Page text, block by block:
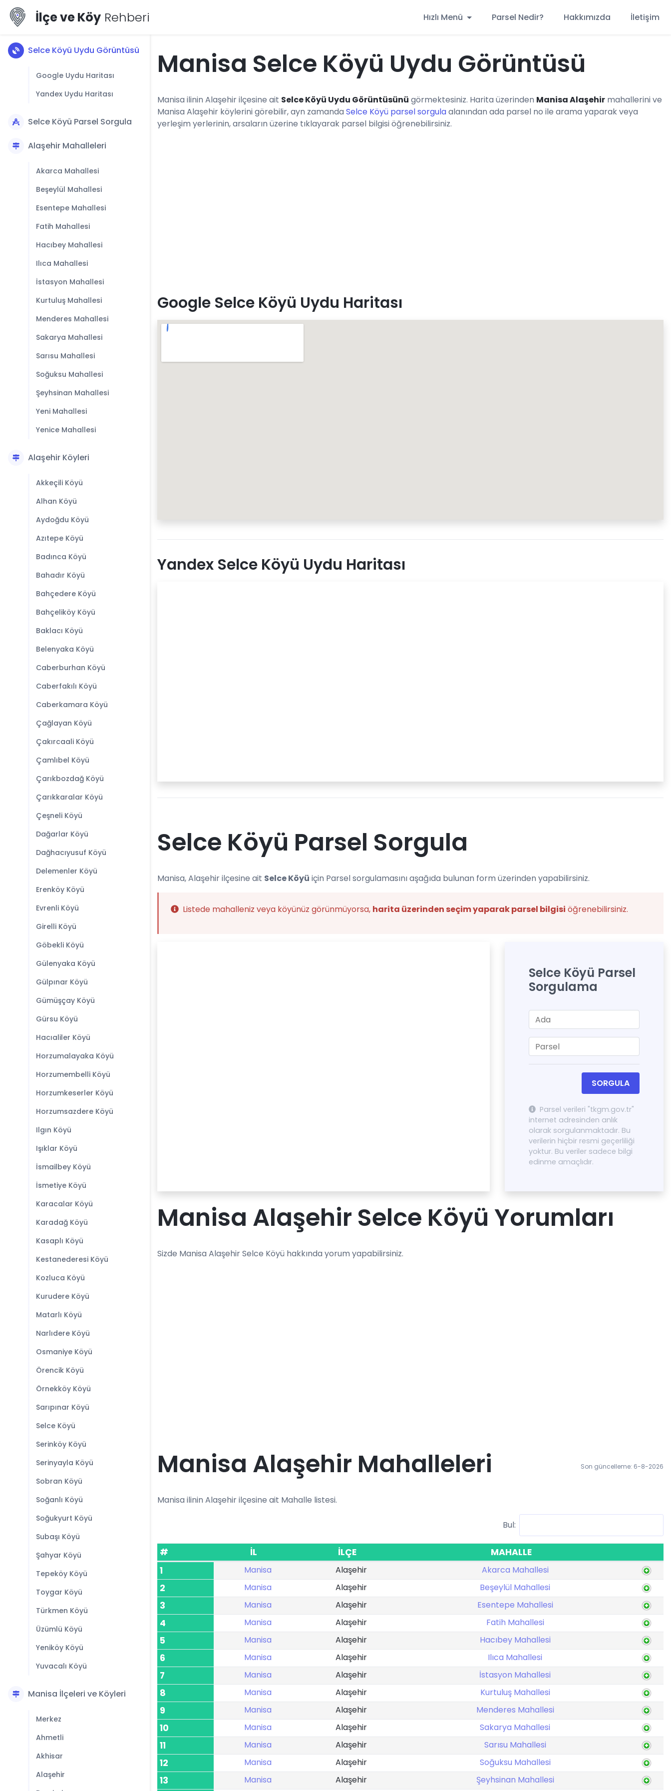
İlçe ve Köy Rehberi Hızlı Menü Parsel Nedir? Hakkımızda İletişim
Selce Köyü Uydu Görüntüsü
Google Uydu Haritası
Yandex Uydu Haritası
Selce Köyü Parsel Sorgula
Alaşehir Mahalleleri
Akarca Mahallesi
Beşeylül Mahallesi
Esentepe Mahallesi
Fatih Mahallesi
Hacıbey Mahallesi
Ilıca Mahallesi
İstasyon Mahallesi
Kurtuluş Mahallesi
Menderes Mahallesi
Sakarya Mahallesi
Sarısu Mahallesi
Soğuksu Mahallesi
Şeyhsinan Mahallesi
Yeni Mahallesi
Yenice Mahallesi
Alaşehir Köyleri
Akkeçili Köyü
Alhan Köyü
Aydoğdu Köyü
Azıtepe Köyü
Badınca Köyü
Bahadır Köyü
Bahçedere Köyü
Bahçeliköy Köyü
Baklacı Köyü
Belenyaka Köyü
Caberburhan Köyü
Caberfakılı Köyü
Caberkamara Köyü
Çağlayan Köyü
Çakırcaali Köyü
Çamlıbel Köyü
Çarıkbozdağ Köyü
Çarıkkaralar Köyü
Çeşneli Köyü
Dağarlar Köyü
Dağhacıyusuf Köyü
Delemenler Köyü
Erenköy Köyü
Evrenli Köyü
Girelli Köyü
Göbekli Köyü
Gülenyaka Köyü
Gülpınar Köyü
Gümüşçay Köyü
Gürsu Köyü
Hacıaliler Köyü
Horzumalayaka Köyü
Horzumembelli Köyü
Horzumkeserler Köyü
Horzumsazdere Köyü
Ilgın Köyü
Işıklar Köyü
İsmailbey Köyü
İsmetiye Köyü
Karacalar Köyü
Karadağ Köyü
Kasaplı Köyü
Kestanederesi Köyü
Kozluca Köyü
Kurudere Köyü
Matarlı Köyü
Narlıdere Köyü
Osmaniye Köyü
Örencik Köyü
Örnekköy Köyü
Sarıpınar Köyü
Selce Köyü
Serinköy Köyü
Serinyayla Köyü
Sobran Köyü
Soğanlı Köyü
Soğukyurt Köyü
Subaşı Köyü
Şahyar Köyü
Tepeköy Köyü
Toygar Köyü
Türkmen Köyü
Üzümlü Köyü
Yeniköy Köyü
Yuvacalı Köyü
Manisa İlçeleri ve Köyleri
Merkez
Ahmetli
Akhisar
Alaşehir
Manisa Selce Köyü Uydu Görüntüsü
Manisa ilinin Alaşehir ilçesine ait Selce Köyü Uydu Görüntüsünü görmektesiniz. Harita üzerinden Manisa Alaşehir mahallerini ve
Manisa Alaşehir köylerini görebilir, ayn zamanda Selce Köyü parsel sorgulaalanından ada parsel no ile arama yaparak veya
yerleşim yerlerinin, arsaların üzerine tıklayarak parsel bilgisi öğrenebilirsiniz.
Google Selce Köyü Uydu Haritası
Yandex Selce Köyü Uydu Haritası
Selce Köyü Parsel Sorgula
Manisa, Alaşehir ilçesine ait Selce Köyü için Parsel sorgulamasını aşağıda bulunan form üzerinden yapabilirsiniz.
Listede mahalleniz veya köyünüz görünmüyorsa, harita üzerinden seçim yaparak parsel bilgisi öğrenebilirsiniz.
Selce Köyü Parsel
Sorgulama
SORGULA
Parsel verileri "tkgm.gov.tr"
internet adresinden anlık
olarak sorgulanmaktadır. Bu
verilerin hiçbir resmi geçerliliği
yoktur. Bu veriler sadece bilgi
edinme amaçlıdır.
Manisa Alaşehir Selce Köyü Yorumları
Sizde Manisa Alaşehir Selce Köyü hakkında yorum yapabilirsiniz.
Manisa Alaşehir Mahalleleri Son güncelleme: 6-8-2026
Manisa ilinin Alaşehir ilçesine ait Mahalle listesi.
Bul:
# İL İLÇE
MAHALLE
1
Manisa Alaşehir Akarca Mahallesi
2 Manisa Alaşehir Beşeylül Mahallesi
3 Manisa Alaşehir Esentepe Mahallesi
4 Manisa Alaşehir Fatih Mahallesi
5 Manisa Alaşehir Hacıbey Mahallesi
6 Manisa Alaşehir Ilıca Mahallesi
7 Manisa Alaşehir İstasyon Mahallesi
8 Manisa Alaşehir Kurtuluş Mahallesi
9 Manisa Alaşehir Menderes Mahallesi
10 Manisa Alaşehir Sakarya Mahallesi
11 Manisa Alaşehir Sarısu Mahallesi
12 Manisa Alaşehir Soğuksu Mahallesi
13 Manisa Alaşehir Şeyhsinan Mahallesi